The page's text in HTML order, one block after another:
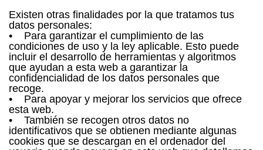
Existen otras finalidades por la que tratamos tus
datos personales:
• Para garantizar el cumplimiento de las
condiciones de uso y la ley aplicable. Esto puede
incluir el desarrollo de herramientas y algoritmos
que ayudan a esta web a garantizar la
confidencialidad de los datos personales que
recoge.
• Para apoyar y mejorar los servicios que ofrece
esta web.
• También se recogen otros datos no
identificativos que se obtienen mediante algunas
cookies que se descargan en el ordenador del